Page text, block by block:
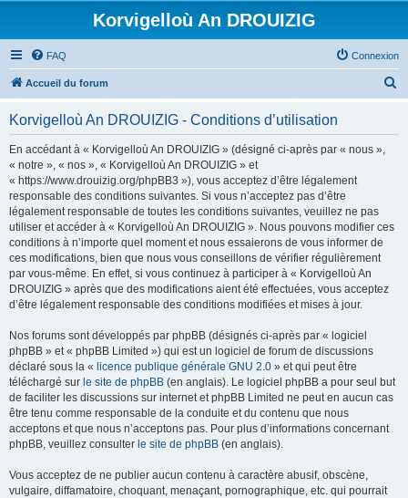
Korvigelloù An DROUIZIG
FAQ Connexion
Accueil du forum
Korvigelloù An DROUIZIG - Conditions d’utilisation
En accédant à « Korvigelloù An DROUIZIG » (désigné ci-après par « nous »,
« notre », « nos », « Korvigelloù An DROUIZIG » et
« https://www.drouizig.org/phpBB3 »), vous acceptez d’être légalement
responsable des conditions suivantes. Si vous n’acceptez pas d’être
légalement responsable de toutes les conditions suivantes, veuillez ne pas
utiliser et accéder à « Korvigelloù An DROUIZIG ». Nous pouvons modifier ces
conditions à n’importe quel moment et nous essaierons de vous informer de
ces modifications, bien que nous vous conseillons de vérifier régulièrement
par vous-même. En effet, si vous continuez à participer à « Korvigelloù An
DROUIZIG » après que des modifications aient été effectuées, vous acceptez
d’être légalement responsable des conditions modifiées et mises à jour.
Nos forums sont développés par phpBB (désignés ci-après par « logiciel
phpBB » et « phpBB Limited ») qui est un logiciel de forum de discussions
déclaré sous la « licence publique générale GNU 2.0 » et qui peut être
téléchargé sur le site de phpBB (en anglais). Le logiciel phpBB a pour seul but
de faciliter les discussions sur internet et phpBB Limited ne peut en aucun cas
être tenu comme responsable de la conduite et du contenu que nous
acceptons et que nous n’acceptons pas. Pour plus d’informations concernant
phpBB, veuillez consulter le site de phpBB (en anglais).
Vous acceptez de ne publier aucun contenu à caractère abusif, obscène,
vulgaire, diffamatoire, choquant, menaçant, pornographique, etc. qui pourrait